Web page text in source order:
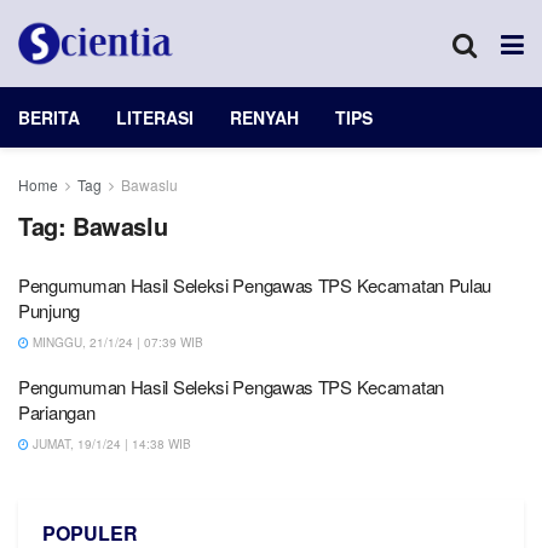
BERITA LITERASI RENYAH TIPS
Home Tag Bawaslu
Tag: Bawaslu
Pengumuman Hasil Seleksi Pengawas TPS Kecamatan Pulau
Punjung
MINGGU, 21/1/24 | 07:39 WIB
Pengumuman Hasil Seleksi Pengawas TPS Kecamatan
Pariangan
JUMAT, 19/1/24 | 14:38 WIB
POPULER